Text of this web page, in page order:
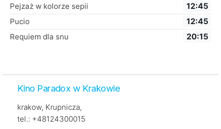
Pejzaż w kolorze sepii
12:45
Pucio
12:45
Requiem dla snu
20:15
Kino Paradox w Krakowie
krakow, Krupnicza,
tel.: +48124300015